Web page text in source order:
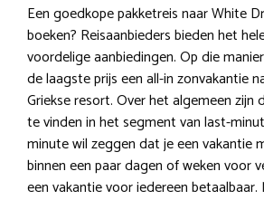
Een goedkope pakketreis naar White
boeken? Reisaanbieders bieden het
voordelige aanbiedingen. Op die
de laagste prijs een all-in zonvakantie
Griekse resort. Over het algemeen zijn
te vinden in het segment van last-
minute wil zeggen dat je een vakantie
binnen een paar dagen of weken voor
een vakantie voor iedereen